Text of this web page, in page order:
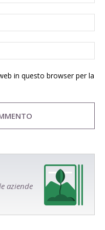
in questo browser per la
aziende